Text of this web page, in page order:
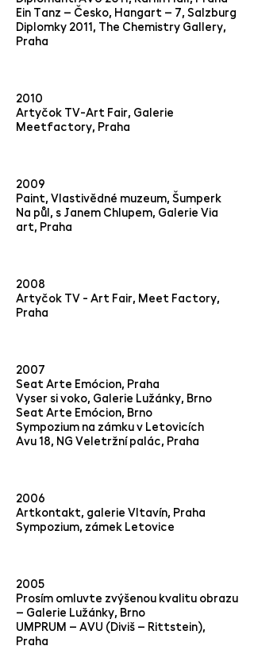
Ein Tanz – Česko, Hangart – 7, Salzburg
Diplomky 2011, The Chemistry Gallery,
Praha
2010
Artyčok TV-Art Fair, Galerie
Meetfactory, Praha
2009
Paint, Vlastivědné muzeum, Šumperk
Na půl, s Janem Chlupem, Galerie Via
art, Praha
2008
Artyčok TV - Art Fair, Meet Factory,
Praha
2007
Seat Arte Emócion, Praha
Vyser si voko, Galerie Lužánky, Brno
Seat Arte Emócion, Brno
Sympozium na zámku v Letovicích
Avu 18, NG Veletržní palác, Praha
2006
Artkontakt, galerie Vltavín, Praha
Sympozium, zámek Letovice
2005
Prosím omluvte zvýšenou kvalitu obrazu
– Galerie Lužánky, Brno
UMPRUM – AVU (Diviš – Rittstein),
Praha